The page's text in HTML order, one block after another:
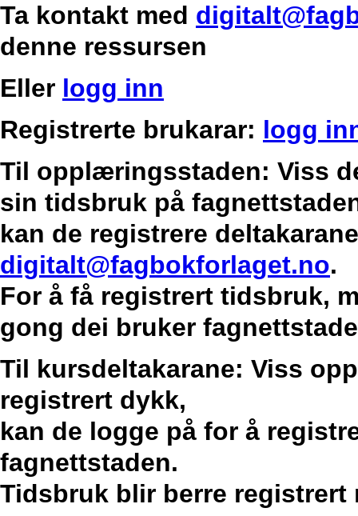
Ta kontakt med
denne ressursen
Eller logg inn
Registrerte brukarar: logg
Til opplæringsstaden: Viss
sin tidsbruk på
kan de registrere
digitalt@fagbokforlaget.no.
For å få registrert tidsbruk,
gong dei bruker
Til kursdeltakarane: Viss
registrert dykk,
kan de logge på for å
fagnettstaden.
Tidsbruk blir berre registrert